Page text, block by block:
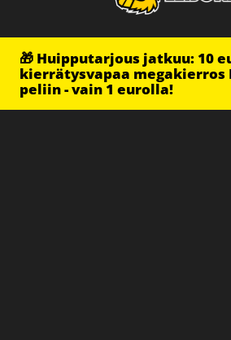
🎁 Huipputarjous jatkuu: 10
kierrätysvapaa megakierros
peliin - vain 1 eurolla!